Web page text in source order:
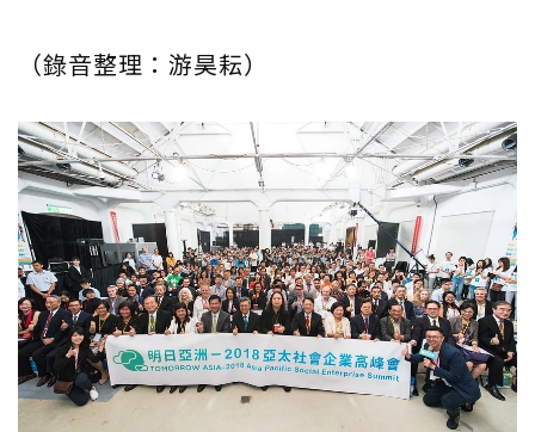
（錄音整理：游昊耘）